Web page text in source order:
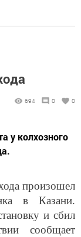
694 0 0
у колхозного
произошел
в Казани.
и сбил
сообщает